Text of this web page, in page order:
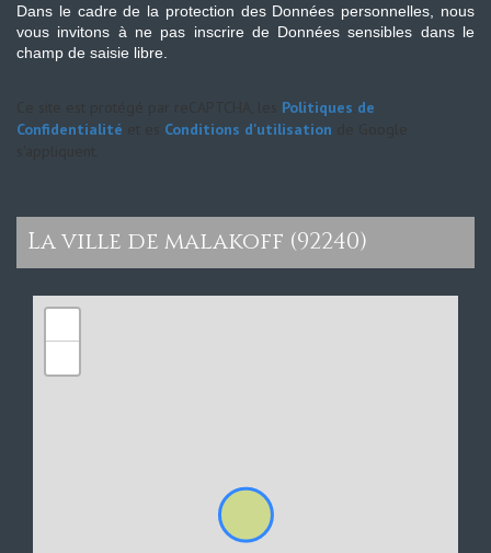
Dans le cadre de la protection des Données personnelles, nous
vous invitons à ne pas inscrire de Données sensibles dans le
champ de saisie libre.
Politiques de
Confidentialité
Conditions d'utilisation
la ville de malakoff (92240)